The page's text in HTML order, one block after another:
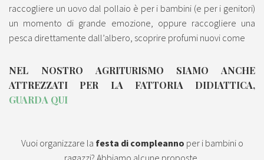
raccogliere un uovo dal pollaio è per i bambini (e per i genitori)
un momento di grande emozione, oppure raccogliere una
pesca direttamente dall’albero, scoprire profumi nuovi come
NEL NOSTRO AGRITURISMO SIAMO ANCHE
ATTREZZATI PER LA FATTORIA DIDIATTICA,
GUARDA QUI
Vuoi organizzare la festa di compleanno per i bambini o
ragazzi? Abbiamo alcune proposte,